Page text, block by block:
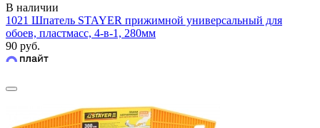
В наличии
1021 Шпатель STAYER прижимной универсальный для
обоев, пластмасс, 4-в-1, 280мм
90 руб.